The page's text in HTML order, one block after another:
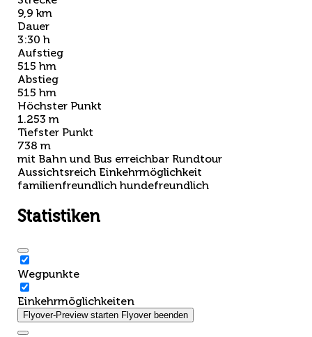
9,9 km
Dauer
3:30 h
Aufstieg
515 hm
Abstieg
515 hm
Höchster Punkt
1.253 m
Tiefster Punkt
738 m
mit Bahn und Bus erreichbar Rundtour
Aussichtsreich Einkehrmöglichkeit
familienfreundlich hundefreundlich
Statistiken
Wegpunkte
Einkehrmöglichkeiten
Flyover-Preview starten Flyover beenden